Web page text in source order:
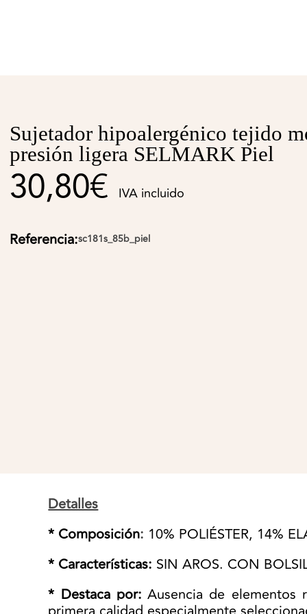
Sujetador hipoalergénico tejido
presión ligera SELMARK Piel
30,80€ IVA incluido
Referencia:sc181s_85b_piel
Detalles
* Composición: 10% POLIÉSTER, 14%
* Características: SIN AROS. CON
* Destaca por: Ausencia de